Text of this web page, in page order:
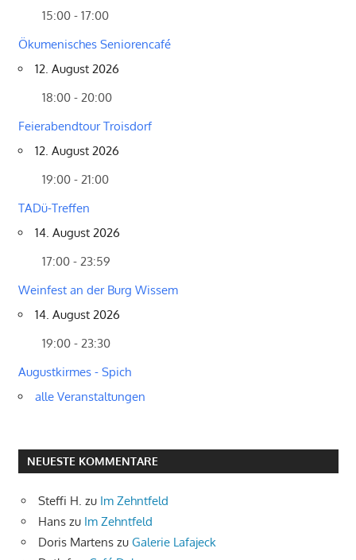
15:00 - 17:00
Ökumenisches Seniorencafé
12. August 2026
18:00 - 20:00
Feierabendtour Troisdorf
12. August 2026
19:00 - 21:00
TADü-Treffen
14. August 2026
17:00 - 23:59
Weinfest an der Burg Wissem
14. August 2026
19:00 - 23:30
Augustkirmes - Spich
alle Veranstaltungen
NEUESTE KOMMENTARE
Steffi H. zu Im Zehntfeld
Hans zu Im Zehntfeld
Doris Martens zu Galerie Lafajeck